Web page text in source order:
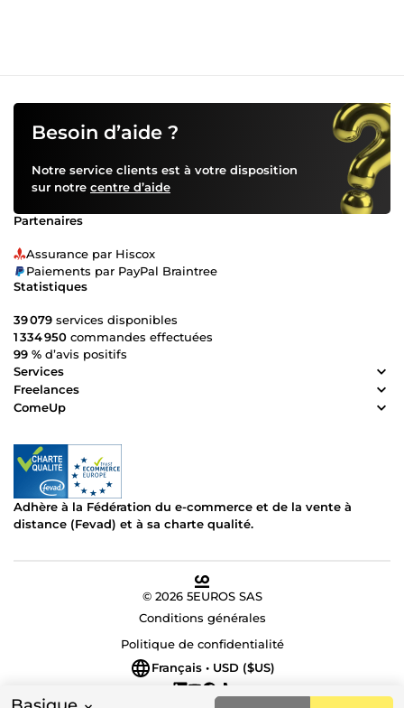
Besoin d’aide ?
Notre service clients est à votre disposition
sur notre centre d’aide
Partenaires
Assurance par Hiscox
Paiements par PayPal Braintree
Statistiques
39 079 services disponibles
1 334 950 commandes effectuées
99 % d’avis positifs
Services
Freelances
ComeUp
Adhère à la Fédération du e-commerce et de la vente à
distance (Fevad) et à sa charte qualité.
© 2026 5EUROS SAS
Conditions générales
Politique de confidentialité
Français • USD ($US)